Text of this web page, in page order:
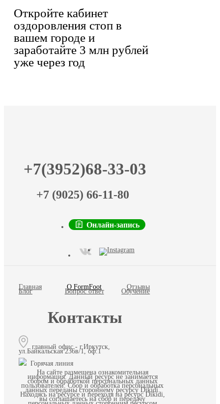
Откройте кабинет
оздоровления стоп в
вашем городе и
заработайте 3 млн рублей
уже через год
+7(3952)68-33-03
+7 (9025) 66-11-80
Онлайн-запись
Главная О FormFoot Отзывы
Блог Вопрос ответ Обучение
Контакты
главный офис - г.Иркутск,
ул.Байкальская 236в/1, оф.1
Горячая линия
На сайте размещена ознакомительная
информация. Данный ресурс не занимается
сбором и обработкой персональных данных
пользователей. Сбор и обработка персональных
данных переданы стороннему ресурсу Dikidi.
Находясь на ресурсе и переходя на ресурс Dikidi,
вы соглашаетесь на сбор и передачу